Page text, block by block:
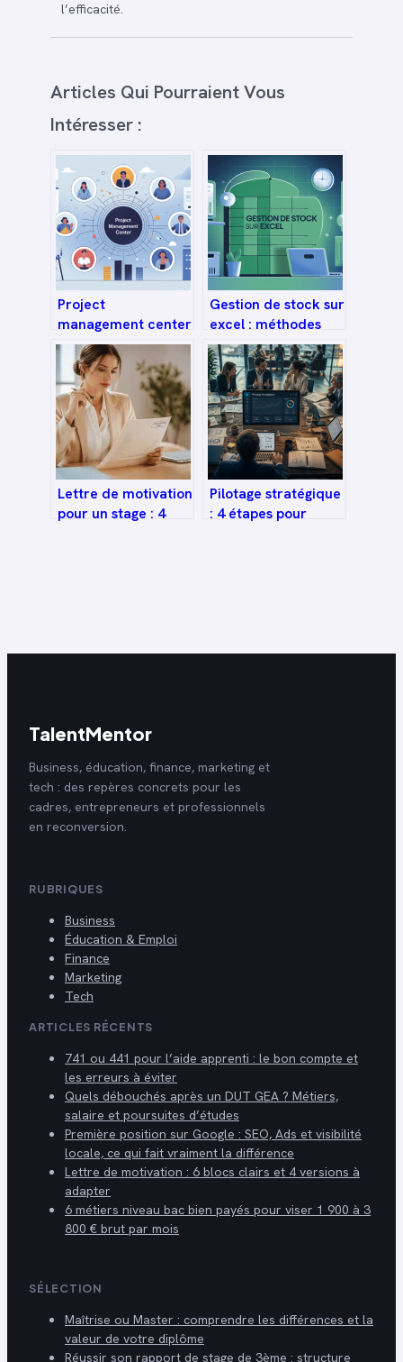
l’efficacité.
Articles Qui Pourraient Vous
Intéresser :
Project
management center
comment en faire
un levier de
performance
Gestion de stock sur
excel : méthodes
simples, modèles et
bonnes pratiques
Lettre de motivation
pour un stage : 4
Pilotage stratégique
: 4 étapes pour
TalentMentor
Business, éducation, finance, marketing et
tech : des repères concrets pour les
cadres, entrepreneurs et professionnels
en reconversion.
RUBRIQUES
Business
Éducation & Emploi
Finance
Marketing
Tech
ARTICLES RÉCENTS
741 ou 441 pour l’aide apprenti : le bon compte et
les erreurs à éviter
Quels débouchés après un DUT GEA ? Métiers,
salaire et poursuites d’études
Première position sur Google : SEO, Ads et visibilité
locale, ce qui fait vraiment la différence
Lettre de motivation : 6 blocs clairs et 4 versions à
adapter
6 métiers niveau bac bien payés pour viser 1 900 à 3
800 € brut par mois
SÉLECTION
Maîtrise ou Master : comprendre les différences et la
valeur de votre diplôme
Réussir son rapport de stage de 3ème : structure